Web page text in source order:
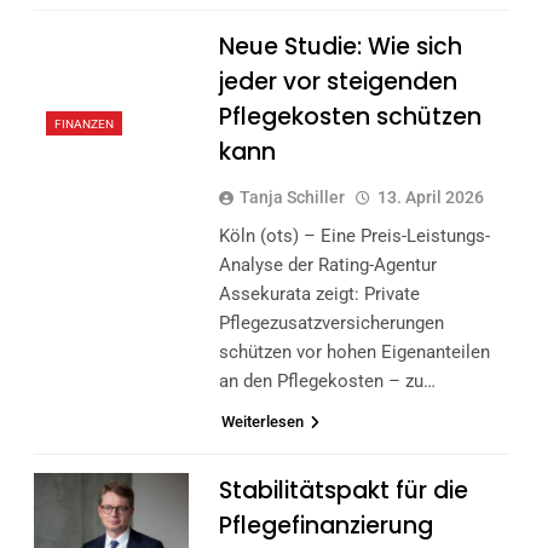
FINANZEN
Neue Studie: Wie sich
jeder vor steigenden
Pflegekosten schützen
kann
Tanja Schiller 13. April 2026
Köln (ots) – Eine Preis-Leistungs-
Analyse der Rating-Agentur
Assekurata zeigt: Private
Pflegezusatzversicherungen
schützen vor hohen Eigenanteilen
an den Pflegekosten – zu…
Weiterlesen
Stabilitätspakt für die
Pflegefinanzierung